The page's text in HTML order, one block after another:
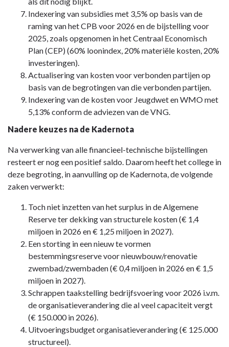
Indexering van subsidies met 3,5% op basis van de
raming van het CPB voor 2026 en de bijstelling voor
2025, zoals opgenomen in het Centraal Economisch
Plan (CEP) (60% loonindex, 20% materiële kosten, 20%
investeringen).
Actualisering van kosten voor verbonden partijen op
basis van de begrotingen van die verbonden partijen.
Indexering van de kosten voor Jeugdwet en WMO met
5,13% conform de adviezen van de VNG.
Nadere keuzes na de Kadernota
Na verwerking van alle financieel-technische bijstellingen
resteert er nog een positief saldo. Daarom heeft het college in
deze begroting, in aanvulling op de Kadernota, de volgende
zaken verwerkt:
Toch niet inzetten van het surplus in de Algemene
Reserve ter dekking van structurele kosten (€ 1,4
miljoen in 2026 en € 1,25 miljoen in 2027).
Een storting in een nieuw te vormen
bestemmingsreserve voor nieuwbouw/renovatie
zwembad/zwembaden (€ 0,4 miljoen in 2026 en € 1,5
miljoen in 2027).
Schrappen taakstelling bedrijfsvoering voor 2026 i.v.m.
de organisatieverandering die al veel capaciteit vergt
(€ 150.000 in 2026).
Uitvoeringsbudget organisatieverandering (€ 125.000
structureel).